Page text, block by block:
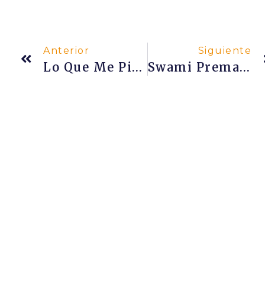
Anterior
Lo Que Me Pide El Cuerpo…
Siguiente
Swami Premananda Y La Relación Gurú-Discípulo